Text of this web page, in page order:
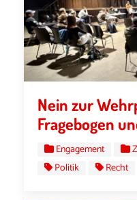
Nein zur
Fragebogen
Engagement
Politik
Recht